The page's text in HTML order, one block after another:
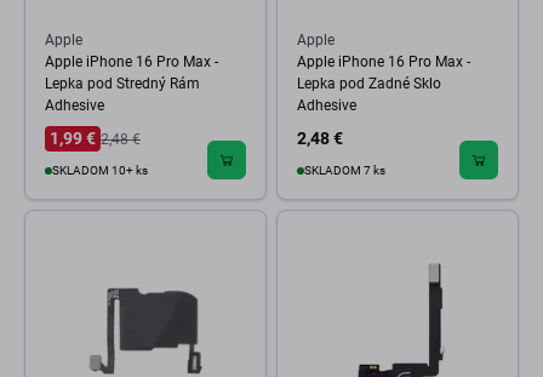
Apple
Apple iPhone 16 Pro Max -
Lepka pod Stredný Rám
Adhesive
1,99 € 2,48 €
SKLADOM 10+ ks
Apple
Apple iPhone 16 Pro Max -
Lepka pod Zadné Sklo
Adhesive
2,48 €
SKLADOM 7 ks